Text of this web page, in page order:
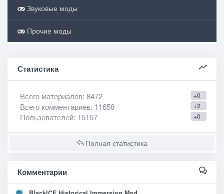
Звуковые моды
Прочие моды
Статистика
+0
Всего материалов: 8472
+2
Всего комментариев: 11658
+0
Пользователей: 15157
Полная статистика
Комментарии